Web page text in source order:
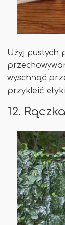
Użyj pustych
wyschnąć
przykleić
12.